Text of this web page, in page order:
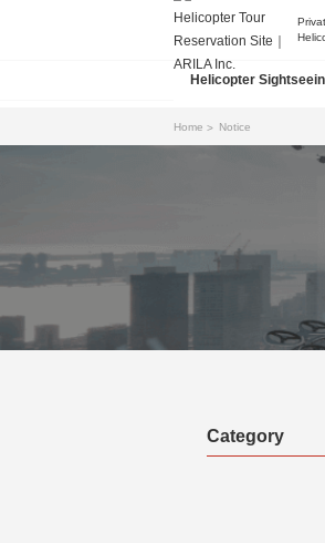
Helicopter
Home Notice
Category